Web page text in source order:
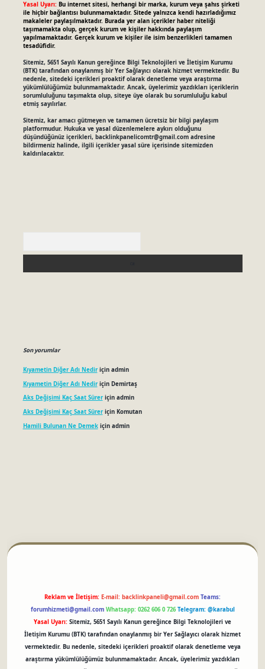
Yasal Uyarı: Bu internet sitesi, herhangi bir marka, kurum veya şahıs şirketi
ile hiçbir bağlantısı bulunmamaktadır. Sitede yalnızca kendi hazırladığımız
makaleler paylaşılmaktadır. Burada yer alan içerikler haber niteliği
taşımamakta olup, gerçek kurum ve kişiler hakkında paylaşım
yapılmamaktadır. Gerçek kurum ve kişiler ile isim benzerlikleri tamamen
tesadüfidir.
Sitemiz, 5651 Sayılı Kanun gereğince Bilgi Teknolojileri ve İletişim Kurumu
(BTK) tarafından onaylanmış bir Yer Sağlayıcı olarak hizmet vermektedir. Bu
nedenle, sitedeki içerikleri proaktif olarak denetleme veya araştırma
yükümlülüğümüz bulunmamaktadır. Ancak, üyelerimiz yazdıkları içeriklerin
sorumluluğunu taşımakta olup, siteye üye olarak bu sorumluluğu kabul
etmiş sayılırlar.
Sitemiz, kar amacı gütmeyen ve tamamen ücretsiz bir bilgi paylaşım
platformudur. Hukuka ve yasal düzenlemelere aykırı olduğunu
düşündüğünüz içerikleri, backlinkpanelicomtr@gmail.comadresine
bildirmeniz halinde, ilgili içerikler yasal süre içerisinde sitemizden
kaldırılacaktır.
Son yorumlar
Kıyametin Diğer Adı Nediriçin admin
Kıyametin Diğer Adı Nediriçin Demirtaş
Aks Değişimi Kaç Saat Süreriçin admin
Aks Değişimi Kaç Saat Süreriçin Komutan
Hamili Bulunan Ne Demekiçin admin
Reklam ve İletişim: E-mail: backlinkpaneli@gmail.com Teams:
forumhizmeti@gmail.com Whatsapp: 0262 606 0 726 Telegram: @karabul
Yasal Uyarı: Sitemiz, 5651 Sayılı Kanun gereğince Bilgi Teknolojileri ve
İletişim Kurumu (BTK) tarafından onaylanmış bir Yer Sağlayıcı olarak hizmet
vermektedir. Bu nedenle, sitedeki içerikleri proaktif olarak denetleme veya
araştırma yükümlülüğümüz bulunmamaktadır. Ancak, üyelerimiz yazdıkları